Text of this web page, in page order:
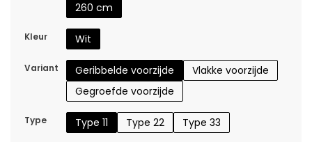
260 cm
Kleur Wit
Variant Geribbelde voorzijde
Vlakke voorzijde
Gegroefde voorzijde
Type Type 11 Type 22 Type 33